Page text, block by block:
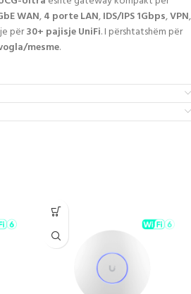
WAN,4 porte LAN,IDS/IPS 1Gbps,VPN,
për30+ pajisje UniFi. I përshtatshëm për
mesme.